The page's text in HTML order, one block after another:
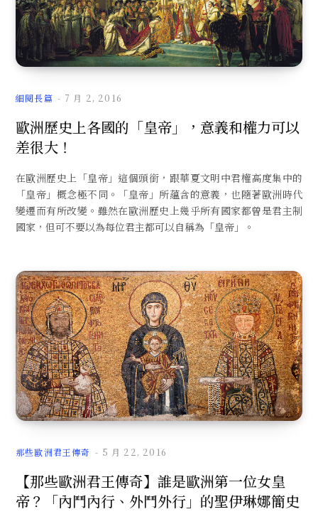
文
章
細閱長篇 7 月 2, 2016
歐洲歷史上各國的「皇帝」，意義和權力可以
差很大！
在歐洲歷史上「皇帝」這個頭銜，跟華夏文明中君權高度集中的
「皇帝」概念極不同。「皇帝」所蘊含的意義，也隨著歐洲時代
變遷而有所改變。雖然在歐洲歷史上幾乎所有國家都曾是君主制
國家，但可不要以為每位君主都可以自稱為「皇帝」。
那些歐洲君王傳奇 5 月 22, 2016
【那些歐洲君王傳奇】誰是歐洲第一位女皇
帝？「內鬥內行、外鬥外行」的聖伊琳娜簡史